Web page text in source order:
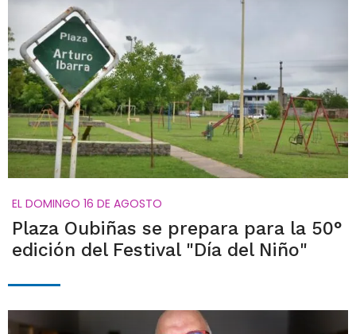
EL DOMINGO 16 DE AGOSTO
Plaza Oubiñas se prepara para la 50°
edición del Festival "Día del Niño"